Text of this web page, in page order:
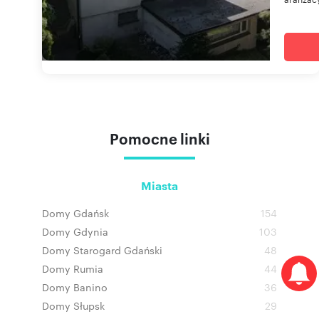
Pomocne linki
Miasta
Domy Gdańsk
154
Domy Gdynia
103
Domy Starogard Gdański
48
Domy Rumia
44
Domy Banino
36
Domy Słupsk
29